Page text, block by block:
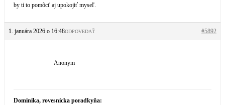
by ti to pomôcť aj upokojiť myseľ.
1. januára 2026 o 16:48 #5892
ODPOVEDAŤ
Anonym
Dominika, rovesnícka poradkyňa: